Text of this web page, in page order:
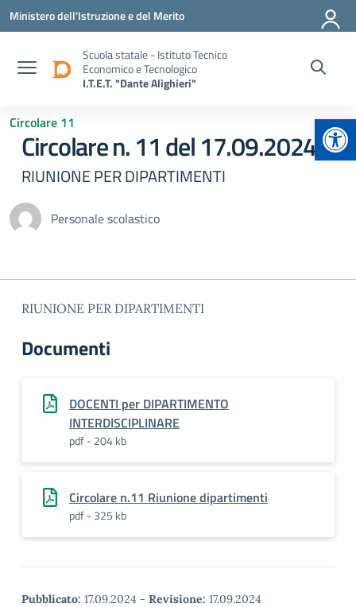
Vai ai contenuti
Vai al menu di navigazione
Vai al footer
Ministero dell'Istruzione e del Merito
Scuola statale - Istituto Tecnico
Economico e Tecnologico
I.T.E.T. "Dante Alighieri"
Circolare 11
Circolare n. 11 del 17.09.2024
RIUNIONE PER DIPARTIMENTI
Personale scolastico
RIUNIONE PER DIPARTIMENTI
Documenti
DOCENTI per DIPARTIMENTO
INTERDISCIPLINARE
pdf - 204 kb
Circolare n.11 Riunione dipartimenti
pdf - 325 kb
Pubblicato: 17.09.2024 - Revisione: 17.09.2024